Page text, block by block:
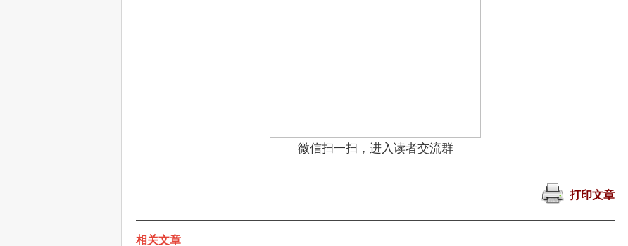
微信扫一扫，进入读者交流群
打印文章
相关文章